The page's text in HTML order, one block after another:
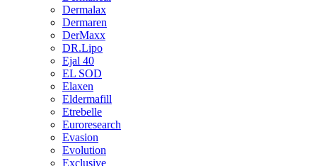
Dermalax
Dermaren
DerMaxx
DR.Lipo
Ejal 40
EL SOD
Elaxen
Eldermafill
Etrebelle
Euroresearch
Evasion
Evolution
Exclusive